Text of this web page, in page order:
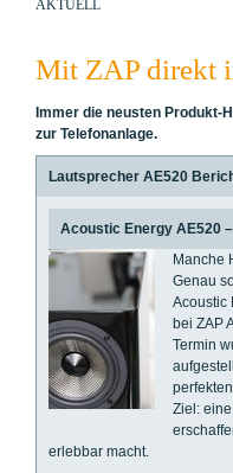
AKTUELL
Mit ZAP direkt
Immer die neusten Produkt-
zur Telefonanlage.
Lautsprecher AE520
Acoustic Energy AE520
Manche
Genau
Acoustic
bei ZAP
Termin
Ziel:
erlebbar macht.